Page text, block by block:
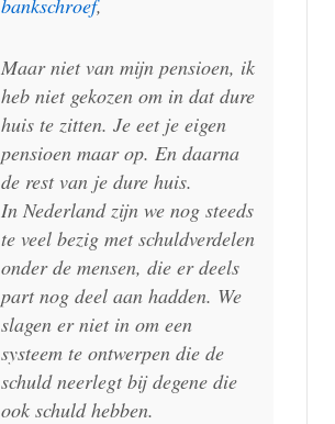
bankschroef,
Maar niet van mijn pensioen, ik
heb niet gekozen om in dat dure
huis te zitten. Je eet je eigen
pensioen maar op. En daarna
de rest van je dure huis.
In Nederland zijn we nog steeds
te veel bezig met schuldverdelen
onder de mensen, die er deels
part nog deel aan hadden. We
slagen er niet in om een
systeem te ontwerpen die de
schuld neerlegt bij degene die
ook schuld hebben.